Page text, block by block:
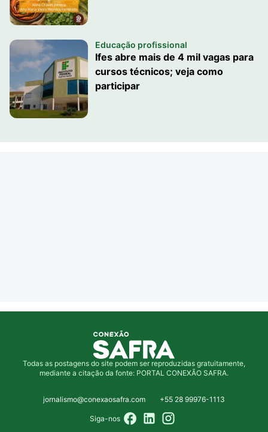
Educação profissional
Ifes abre mais de 4 mil vagas para
cursos técnicos; veja como
participar
Todas as postagens do site podem ser reproduzidas gratuitamente,
mediante a citação da fonte: PORTAL CONEXÃO SAFRA.
jornalismo@conexaosafra.com +55 28 99976-1113
Siga-nos